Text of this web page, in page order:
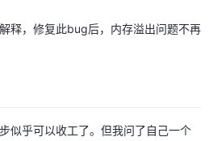
释，修复此bug后，内存溢出问题不再
似乎可以收工了。但我问了自己一个